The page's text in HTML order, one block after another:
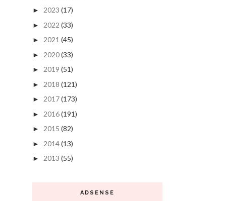
► 2023 (17)
► 2022 (33)
► 2021 (45)
► 2020(33)
► 2019 (51)
► 2018 (121)
► 2017(173)
► 2016(191)
► 2015 (82)
► 2014(13)
► 2013 (55)
ADSENSE